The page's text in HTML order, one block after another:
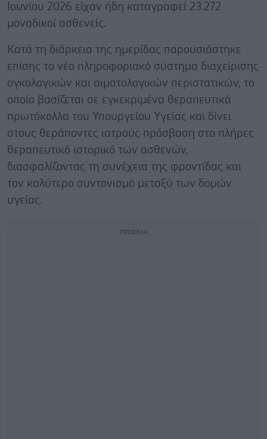
Ιουνίου 2026 είχαν ήδη καταγραφεί 23.272
μοναδικοί ασθενείς.
Κατά τη διάρκεια της ημερίδας παρουσιάστηκε
επίσης το νέο πληροφοριακό σύστημα διαχείρισης
ογκολογικών και αιματολογικών περιστατικών, το
οποίο βασίζεται σε εγκεκριμένα θεραπευτικά
πρωτόκολλα του Υπουργείου Υγείας και δίνει
στους θεράποντες ιατρούς πρόσβαση στο πλήρες
θεραπευτικό ιστορικό των ασθενών,
διασφαλίζοντας τη συνέχεια της φροντίδας και
τον καλύτερο συντονισμό μεταξύ των δομών
υγείας.